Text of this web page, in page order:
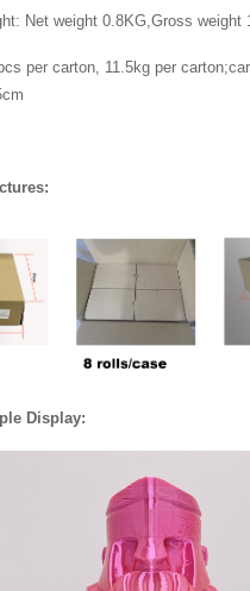
Net weight 0.8KG,Gross weight
per carton, 11.5kg per
Display: